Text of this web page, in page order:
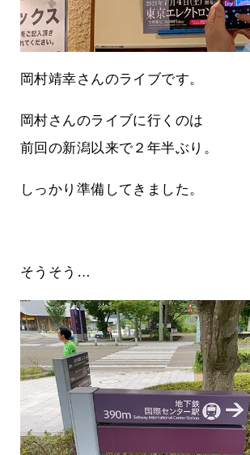
岡村靖幸さんのライブです。
岡村さんのライブに行くのは
前回の新潟以来で２年半ぶり。
しっかり準備してきました。
そうそう…